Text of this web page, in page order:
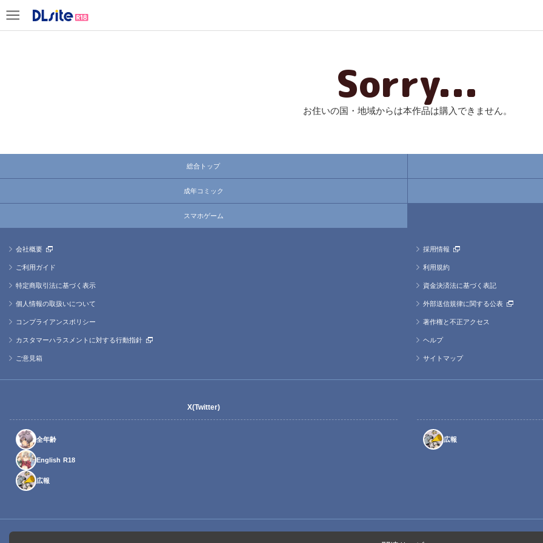
Sorry...
お住いの国・地域からは本作品は購入できません。
総合トップ
成年コミック
スマホゲーム
会社概要 採用情報
ご利用ガイド 利用規約
特定商取引法に基づく表示 資金決済法に基づく表記
個人情報の取扱いについて 外部送信規律に関する公表
コンプライアンスポリシー 著作権と不正アクセス
カスタマーハラスメントに対する行動指針 ヘルプ
ご意見箱 サイトマップ
X(Twitter)
全年齢
English R18
広報
広報